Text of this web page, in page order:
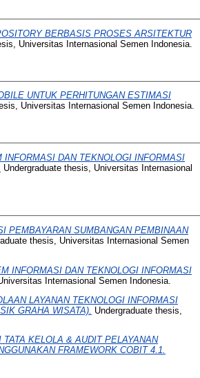
BERBASIS PROSES ARSITEKTUR
Universitas Internasional Semen Indonesia.
UNTUK PERHITUNGAN ESTIMASI
Universitas Internasional Semen Indonesia.
DAN TEKNOLOGI INFORMASI
Undergraduate thesis, Universitas Internasional
PEMBAYARAN SUMBANGAN PEMBINAAN
thesis, Universitas Internasional Semen
INFORMASI DAN TEKNOLOGI INFORMASI
Internasional Semen Indonesia.
LAYANAN TEKNOLOGI INFORMASI
GRAHA WISATA). Undergraduate thesis,
KELOLA & AUDIT PELAYANAN
FRAMEWORK COBIT 4.1.